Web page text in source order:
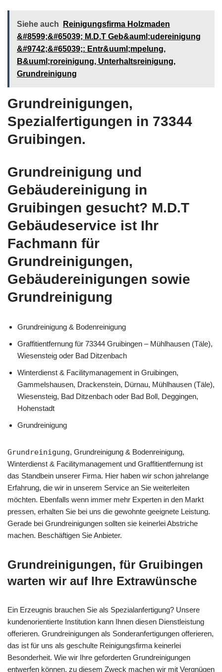
Siehe auch
Reinigungsfirma Holzmaden
&#8599;&#65039; M.D.T Geb&auml;udereinigung
&#9742;&#65039;: Entr&uuml;mpelung,
B&uuml;roreinigung, Unterhaltsreinigung,
Grundreinigung
Grundreinigungen,
Spezialfertigungen in 73344
Gruibingen.
Grundreinigung und
Gebäudereinigung in
Gruibingen gesucht? M.D.T
Gebäudeservice ist Ihr
Fachmann für
Grundreinigungen,
Gebäudereinigungen sowie
Grundreinigung
Grundreinigung & Bodenreinigung
Graffitientfernung für 73344 Gruibingen – Mühlhausen (Täle),
Wiesensteig oder Bad Ditzenbach
Winterdienst & Facilitymanagement in Gruibingen,
Gammelshausen, Drackenstein, Dürnau, Mühlhausen (Täle),
Wiesensteig, Bad Ditzenbach oder Bad Boll, Deggingen,
Hohenstadt
Grundreinigung
Grundreinigung, Grundreinigung & Bodenreinigung,
Winterdienst & Facilitymanagement und Graffitientfernung ist
das Standbein unserer Firma. Hier haben wir schon jahrelange
Erfahrung, die wir in unserem Service an Sie weiterleiten
möchten. Ebenfalls wenn immer mehr Experten in den Markt
pressen, erhalten Sie bei uns die gewohnte geeignete Leistung.
Gerade bei Grundreinigungen sollten sie keinerlei Abstriche
machen. Beschäftigen Sie Anbieter.
Grundreinigungen, für Gruibingen
warten wir auf Ihre Extrawünsche
Ein Erzeugnis brauchen Sie als Spezialanfertigung? Unsere
kundenorientierte Institution kann Ihnen diesen Dienstleistung
offerieren. Grundreinigungen als Sonderanfertigungen offerieren,
das ist für uns als geschulte Reinigungsfirma keinerlei
Besonderheit. Wie wir Ihre geforderten Grundreinigungen
entwerfen können, zu diesem Zweck machen wir mit Vergnügen